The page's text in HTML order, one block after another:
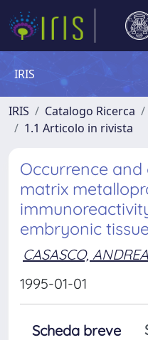
IRIS
IRIS Catalogo Ricerca
1.1 Articolo in rivista
Occurrence
matrix
embryonic
CASASCO, ANDREA
1995-01-01
Scheda breve